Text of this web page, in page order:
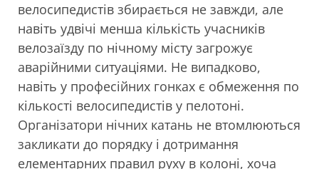
велосипедистів збирається не завжди, але
навіть удвічі менша кількість учасників
велозаїзду по нічному місту загрожує
аварійними ситуаціями. Не випадково,
навіть у професійних гонках є обмеження по
кількості велосипедистів у пелотоні.
Організатори нічних катань не втомлюються
закликати до порядку і дотримання
елементарних правил руху в колоні, хоча